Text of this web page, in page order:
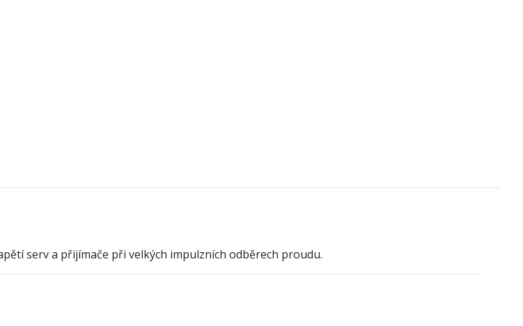
serv a přijímače při velkých impulzních odběrech proudu.